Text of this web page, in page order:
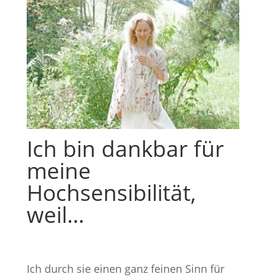
Ich bin dankbar für
meine
Hochsensibilität,
weil…
Ich durch sie einen ganz feinen Sinn für